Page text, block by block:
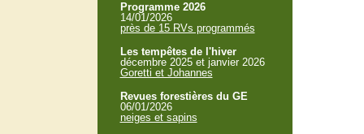
Programme 2026
14/01/2026
près de 15 RVs programmés
Les tempêtes de l'hiver
décembre 2025 et janvier 2026
Goretti et Johannes
Revues forestières du GE
06/01/2026
neiges et sapins